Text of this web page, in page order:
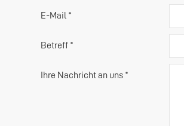
E-Mail *
Betreff *
Ihre Nachricht an uns *